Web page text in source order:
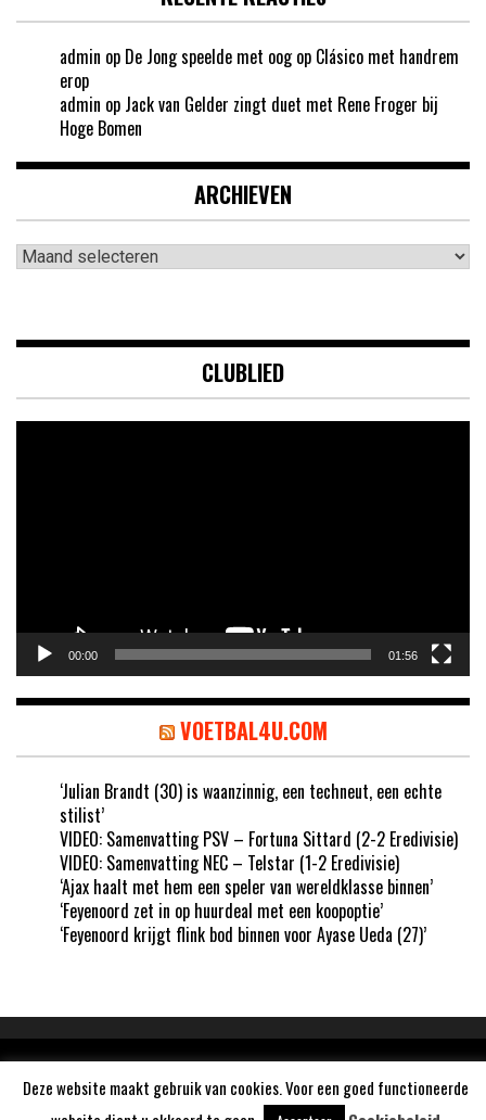
admin op De Jong speelde met oog op Clásico met handrem
erop
admin op Jack van Gelder zingt duet met Rene Froger bij
Hoge Bomen
ARCHIEVEN
Archieven
CLUBLIED
00:00 01:56
VOETBAL4U.COM
‘Julian Brandt (30) is waanzinnig, een techneut, een echte
stilist’
VIDEO: Samenvatting PSV – Fortuna Sittard (2-2 Eredivisie)
VIDEO: Samenvatting NEC – Telstar (1-2 Eredivisie)
‘Ajax haalt met hem een speler van wereldklasse binnen’
‘Feyenoord zet in op huurdeal met een koopoptie’
‘Feyenoord krijgt flink bod binnen voor Ayase Ueda (27)’
Deze website maakt gebruik van cookies. Voor een goed functioneerde